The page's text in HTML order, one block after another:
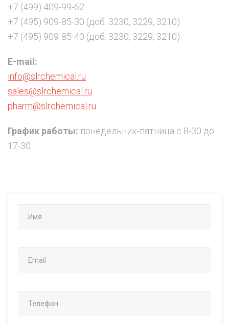
+7 (499) 409-99-62
+7 (495) 909-85-30 (доб. 3230, 3229, 3210)
+7 (495) 909-85-40 (доб. 3230, 3229, 3210)
E-mail:
info@slrchemical.ru
sales@slrchemical.ru
pharm@slrchemical.ru
График работы: понедельник-пятница с 8-30 до
17-30